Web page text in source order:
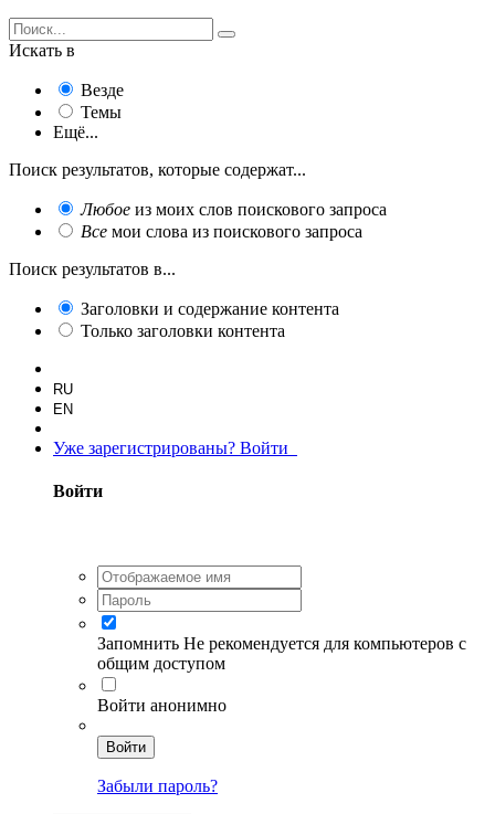
Искать в
Везде
Темы
Ещё...
Поиск результатов, которые содержат...
Любое из моих слов поискового запроса
Все мои слова из поискового запроса
Поиск результатов в...
Заголовки и содержание контента
Только заголовки контента
RU
EN
Уже зарегистрированы? Войти
Войти
Запомнить Не рекомендуется для компьютеров с
общим доступом
Войти анонимно
Войти
Забыли пароль?